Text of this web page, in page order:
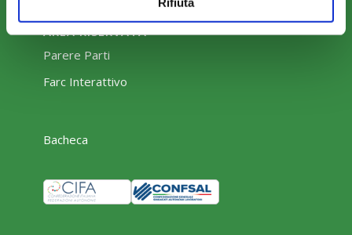
AREA RISERVATA
Parere Parti
Farc Interattivo
Bacheca